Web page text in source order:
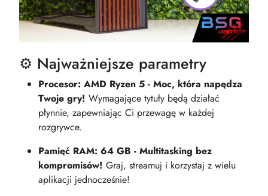
⚙️ Najważniejsze parametry
Procesor: AMD Ryzen 5 - Moc, która napędza
Twoje gry! Wymagające tytuły będą działać
płynnie, zapewniając Ci przewagę w każdej
rozgrywce.
Pamięć RAM: 64 GB - Multitasking bez
kompromisów! Graj, streamuj i korzystaj z wielu
aplikacji jednocześnie!